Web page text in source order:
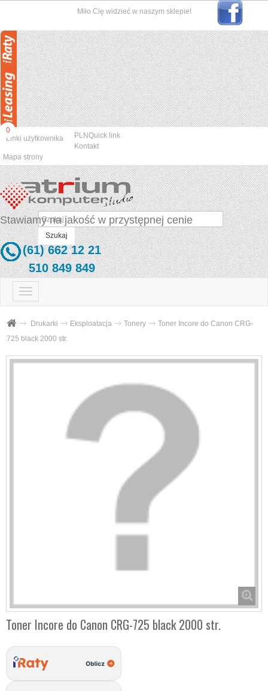
Miło Cię widzieć w naszym sklepie!
Linki użytkownika PLN
Szukaj
Quick link
Kontakt
Mapa strony
0
Stawiamy na jakość w przystępnej cenie
(61) 662 12 21
510 849 849
Przełącz
nawigacji
Drukarki Eksploatacja Tonery
Toner Incore do Canon CRG-
725 black 2000 str.
Toner Incore do Canon CRG-725 black 2000 str.